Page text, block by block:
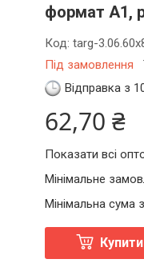
формат А1,
Під замовлення
Код:targ-
Відправка з
62,70 ₴
Мінімальне
Показати всі
Мінімальна сума
Купити